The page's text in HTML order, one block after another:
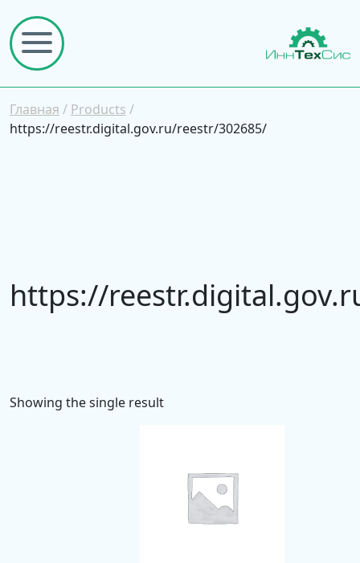
Главная / Products /
https://reestr.digital.gov.ru/reestr/302685/
https://
Showing the single result